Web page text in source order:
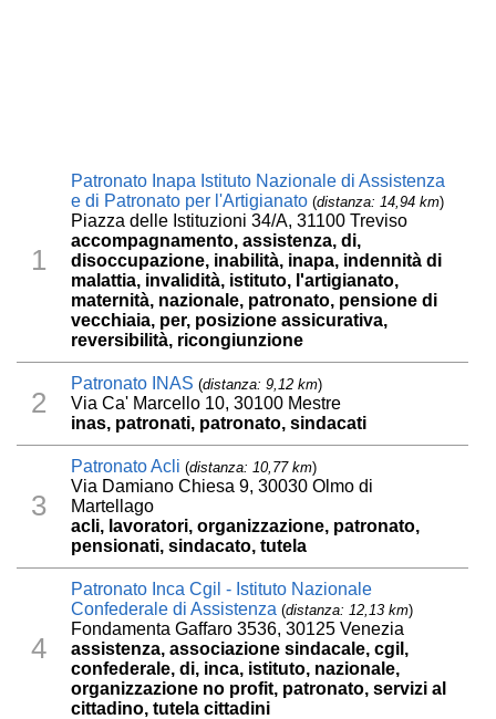
1
Patronato Inapa Istituto Nazionale di Assistenza
e di Patronato per l'Artigianato (distanza: 14,94 km)
Piazza delle Istituzioni 34/A, 31100 Treviso
accompagnamento, assistenza, di,
disoccupazione, inabilità, inapa, indennità di
malattia, invalidità, istituto, l'artigianato,
maternità, nazionale, patronato, pensione di
vecchiaia, per, posizione assicurativa,
reversibilità, ricongiunzione
2
Patronato INAS (distanza: 9,12 km)
Via Ca' Marcello 10, 30100 Mestre
inas, patronati, patronato, sindacati
3
Patronato Acli (distanza: 10,77 km)
Via Damiano Chiesa 9, 30030 Olmo di
Martellago
acli, lavoratori, organizzazione, patronato,
pensionati, sindacato, tutela
4
Patronato Inca Cgil - Istituto Nazionale
Confederale di Assistenza (distanza: 12,13 km)
Fondamenta Gaffaro 3536, 30125 Venezia
assistenza, associazione sindacale, cgil,
confederale, di, inca, istituto, nazionale,
organizzazione no profit, patronato, servizi al
cittadino, tutela cittadini